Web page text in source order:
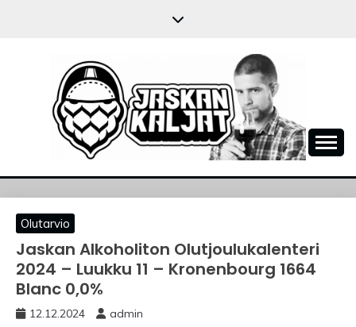
JASKANKALJAT
Olutarvio
Jaskan Alkoholiton Olutjoulukalenteri
2024 – Luukku 11 – Kronenbourg 1664
Blanc 0,0%
12.12.2024 admin